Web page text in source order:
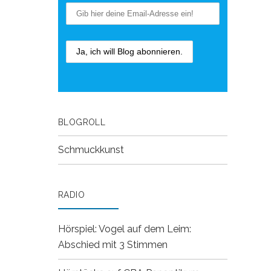
BLOGROLL
Schmuckkunst
RADIO
Hörspiel: Vogel auf dem Leim:
Abschied mit 3 Stimmen